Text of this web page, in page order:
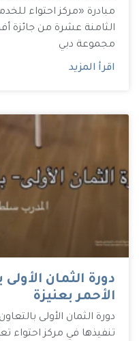
مبادرة «مركز احتواء
الثامنة عشرة من جائزة
مجموعة دبي
اقرأ المزيد
دورة الثمان
الأحمر بعنيزة
دورة الثمان الأولى
تنفيذها في مركز احتواء